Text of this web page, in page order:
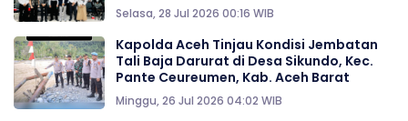
Selasa, 28 Jul 2026 00:16 WIB
Kapolda Aceh Tinjau Kondisi Jembatan
Tali Baja Darurat di Desa Sikundo, Kec.
Pante Ceureumen, Kab. Aceh Barat
Minggu, 26 Jul 2026 04:02 WIB